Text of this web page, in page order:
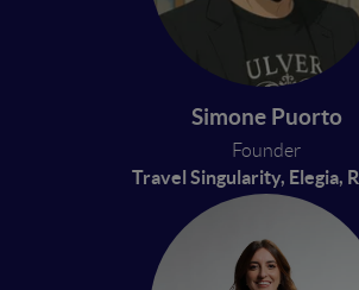
Simone Puorto
Founder
Travel Singularity, Elegia,